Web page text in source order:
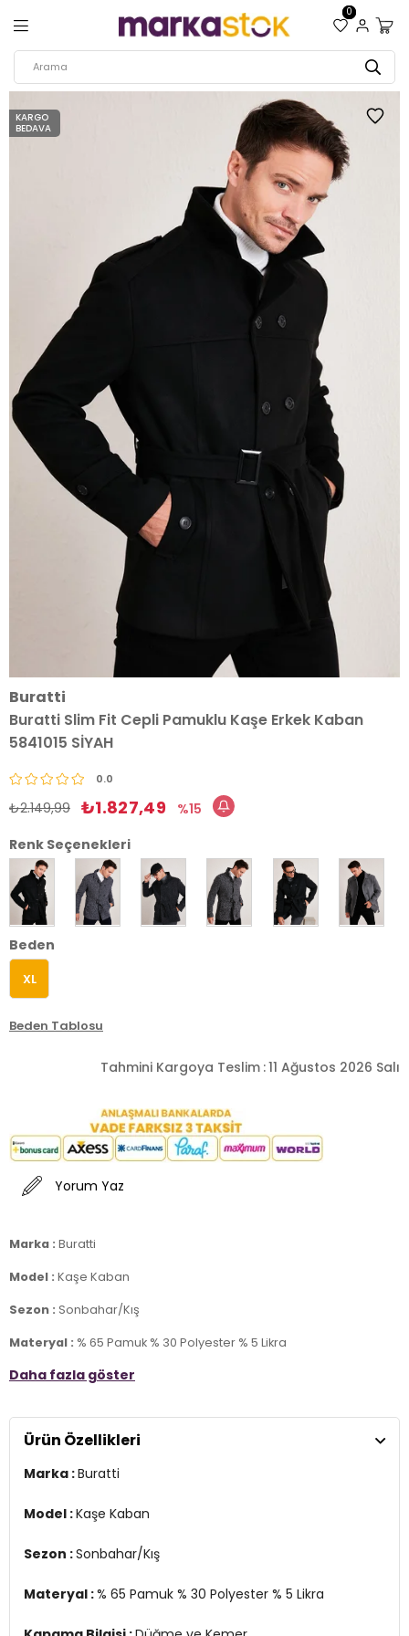
0
KARGO
BEDAVA
Buratti
Buratti Slim Fit Cepli Pamuklu Kaşe Erkek Kaban
5841015 SİYAH
0.0
₺2.149,99 ₺1.827,49
15
Renk Seçenekleri
Beden
XL
Beden Tablosu
Tahmini Kargoya Teslim :11 Ağustos 2026 Salı
Yorum Yaz
Marka : Buratti
Model : Kaşe Kaban
Sezon : Sonbahar/Kış
Materyal : % 65 Pamuk % 30 Polyester % 5 Likra
Kapama Bilgisi :Düğme ve Kemer
Cep Bilgisi :Cepli
Kalıp Bilgisi :Slim Fit
Detay :
-İç cep
Manken Ölçüsü :Kilo : 79 kg / Boy : 1.89 cm / Göğüs : 103 cm / Bel :
YERLİ ÜRETİM
Daha fazla göster
Ürün Özellikleri
Marka :Buratti
Model :Kaşe Kaban
Sezon :Sonbahar/Kış
Materyal :% 65 Pamuk % 30 Polyester % 5 Likra